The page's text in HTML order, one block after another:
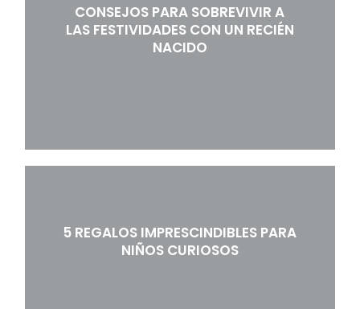
CONSEJOS PARA SOBREVIVIR A
LAS FESTIVIDADES CON UN RECIÉN
NACIDO
5 REGALOS IMPRESCINDIBLES PARA
NIÑOS CURIOSOS